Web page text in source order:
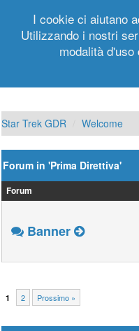
Registrati
Star Trek GDR Welcome
Forum in 'Prima Direttiva'
Forum
Banner
1 2 Prossimo »
I cookie ci aiutano
Utilizzando i nostri
modalità d'uso